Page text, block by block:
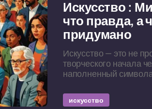
Искусство :
что правда, а
придумано
Искусство — это не
творческого начала
наполненный
искусство